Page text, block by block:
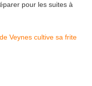
pour les suites à